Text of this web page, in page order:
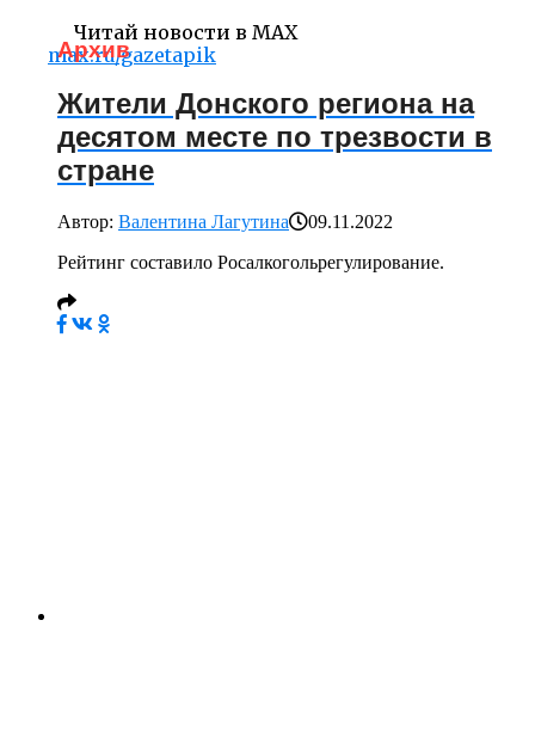
Читай новости в MAX
max.ru/gazetapik
Архив
Жители Донского региона на
десятом месте по трезвости в
стране
Автор: Валентина Лагутина
09.11.2022
Рейтинг составило Росалкогольрегулирование.